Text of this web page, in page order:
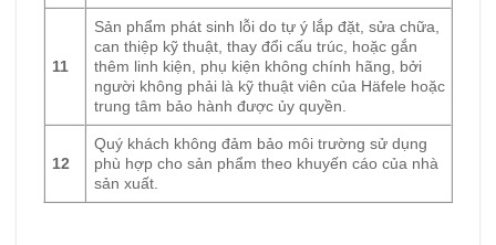
11
Sản phẩm phát sinh lỗi do tự ý lắp đặt, sửa chữa,
can thiệp kỹ thuật, thay đổi cấu trúc, hoặc gắn
thêm linh kiện, phụ kiện không chính hãng, bởi
người không phải là kỹ thuật viên của Häfele hoặc
trung tâm bảo hành được ủy quyền.
12
Quý khách không đảm bảo môi trường sử dụng
phù hợp cho sản phẩm theo khuyến cáo của nhà
sản xuất.